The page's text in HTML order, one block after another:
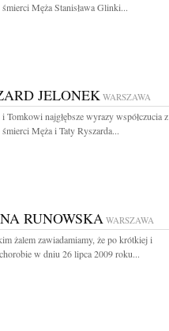
Męża Stanisława Glinki...
JELONEK WARSZAWA
i Tomkowi najgłębsze wyrazy współczucia z
Męża i Taty Ryszarda...
RUNOWSKA WARSZAWA
żalem zawiadamiamy, że po krótkiej i
w dniu 26 lipca 2009 roku...